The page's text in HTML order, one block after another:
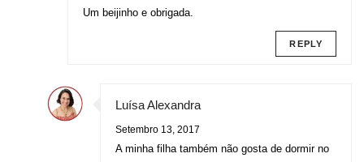
Um beijinho e obrigada.
REPLY
Luísa Alexandra
Setembro 13, 2017
A minha filha também não gosta de dormir no